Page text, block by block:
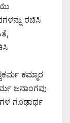
ರಚಿಸಿ
ಕಮ್ಮಾರ
ಜನಾಂಗವು
ಗೂಢಾರ್ಥ